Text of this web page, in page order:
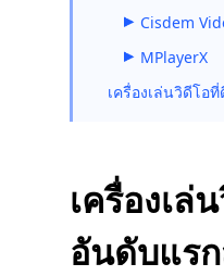
Cisdem
MPlayerX
เครื่องเล่นวิดีโอ
เครื่องเล่
อันดับแร